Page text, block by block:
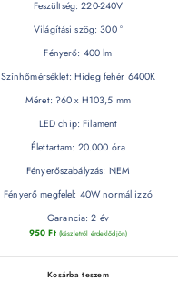
Feszültség: 220-240V
Világítási szög: 300 °
Fényerő: 400 lm
Színhőmérséklet: Hideg fehér 6400K
Méret: ?60 x H103,5 mm
LED chip: Filament
Élettartam: 20.000 óra
Fényerőszabályzás: NEM
Fényerő megfelel: 40W normál izzó
Garancia: 2 év
950Ft (készletről érdeklődjön)
Kosárba teszem